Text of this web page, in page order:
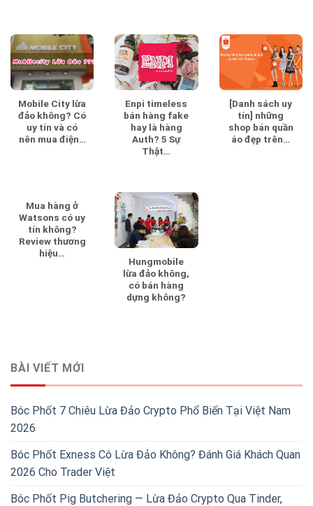
Mobile City lừa
đảo không? Có
uy tín và có
nên mua điện…
Enpi timeless
bán hàng fake
hay là hàng
Auth? 5 Sự
Thật…
[Danh sách uy
tín] những
shop bán quần
áo đẹp trên…
Mua hàng ở
Watsons có uy
tín không?
Review thương
hiệu…
Hungmobile
lừa đảo không,
có bán hàng
dựng không?
BÀI VIẾT MỚI
Bóc Phốt 7 Chiêu Lừa Đảo Crypto Phổ Biến Tại Việt Nam
2026
Bóc Phốt Exness Có Lừa Đảo Không? Đánh Giá Khách Quan
2026 Cho Trader Việt
Bóc Phốt Pig Butchering — Lừa Đảo Crypto Qua Tinder,